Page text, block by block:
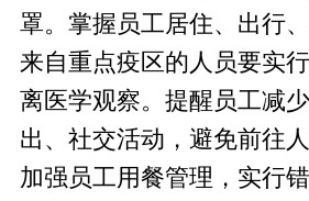
罩。掌握员工居住、出行
来自重点疫区的人员要实
离医学观察。提醒员工减
出、社交活动，避免前往
加强员工用餐管理，实行